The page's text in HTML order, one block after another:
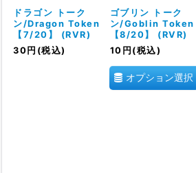
ドラゴン トーク
ン/Dragon Token
【7/20】 (RVR)
30 円 (税込)
ゴブリン トーク
ン/Goblin Token
【8/20】 (RVR)
10 円 (税込)
オプション選択